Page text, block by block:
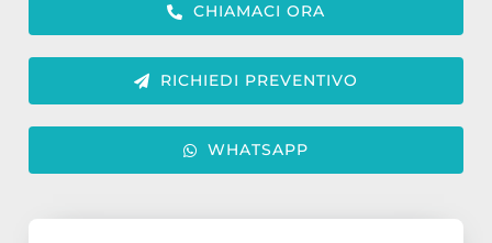
CHIAMACI ORA
RICHIEDI PREVENTIVO
WHATSAPP